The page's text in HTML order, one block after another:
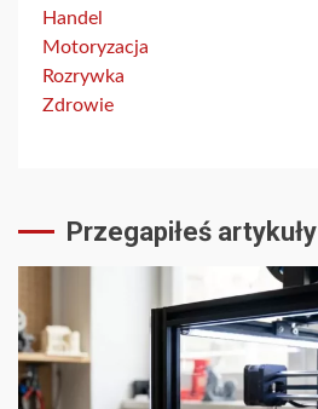
Handel
Motoryzacja
Rozrywka
Zdrowie
Przegapiłeś artykuły